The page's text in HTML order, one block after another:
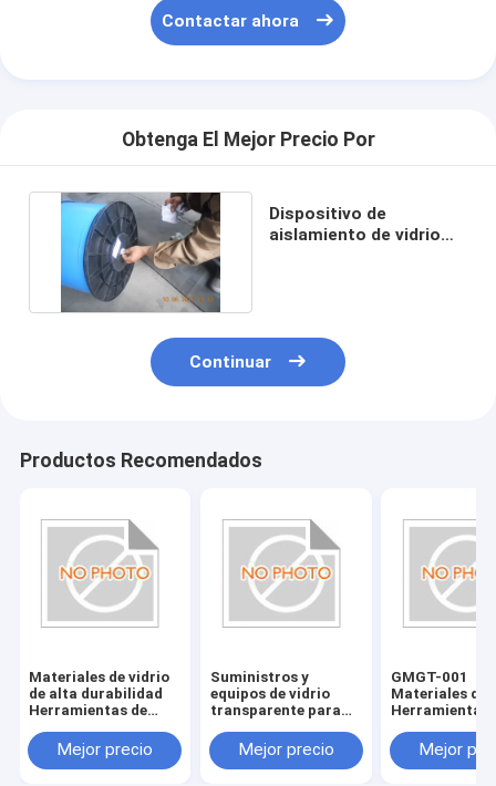
Contactar ahora
Obtenga El Mejor Precio Por
Dispositivo de
aislamiento de vidrio
Continuar
Productos Recomendados
Materiales de vidrio
de alta durabilidad
Herramientas de
los arañazos y
duraderas
Mejor precio
Suministros y
equipos de vidrio
transparente para
de vidrioMejor precio
GMGT-001
Materiales de
Herramientas
VariosMejor